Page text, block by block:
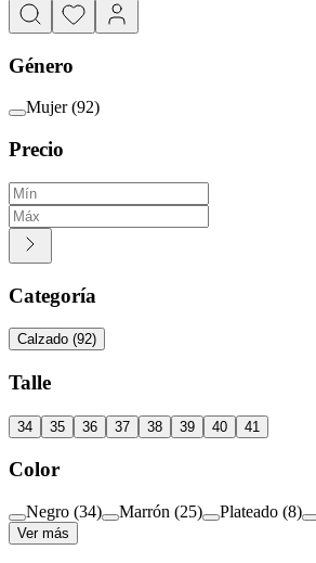
Género
Mujer (92)
Precio
Categoría
Calzado (92)
Talle
34 35 36 37 38 39 40 41
Color
Negro (34) Marrón (25) Plateado (8)
Ver más